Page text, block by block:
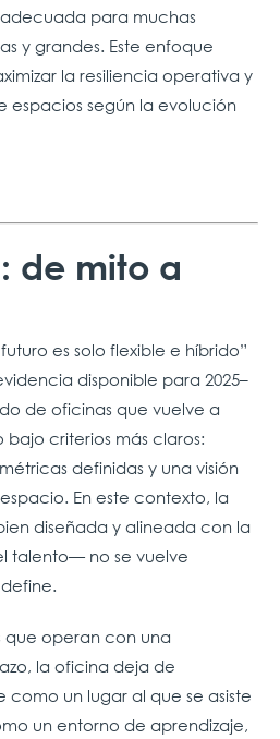
para muchas
y grandes. Este enfoque
la resiliencia operativa y
espacios según la evolución
de mito a
es solo flexible e híbrido”
disponible para 2025–
de oficinas que vuelve a
criterios más claros:
definidas y una visión
En este contexto, la
diseñada y alineada con la
talento— no se vuelve
que operan con una
la oficina deja de
un lugar al que se asiste
un entorno de aprendizaje,